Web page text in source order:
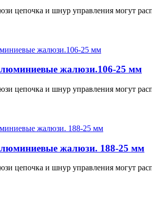
цепочка и шнур управления могут
жалюзи.106-25 мм
цепочка и шнур управления могут
жалюзи. 188-25 мм
цепочка и шнур управления могут